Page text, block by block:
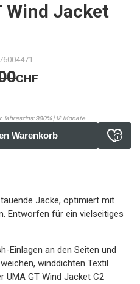
Wind Jacket
CHF
9.90% | 12 Monate.
Warenkorb
Jacke, optimiert mit
Entworfen für ein vielseitiges
Einlagen an den Seiten und
winddichten Textil
GT Wind Jacket C2